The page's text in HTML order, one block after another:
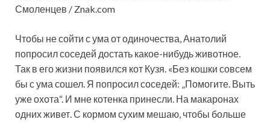
Смоленцев / Znak.com
Чтобы не сойти с ума от одиночества, Анатолий
попросил соседей достать какое-нибудь животное.
Так в его жизни появился кот Кузя. «Без кошки совсем
бы с ума сошел. Я попросил соседей: „Помогите. Выть
уже охота“. И мне котенка принесли. На макаронах
одних живет. С кормом сухим мешаю, чтобы больше